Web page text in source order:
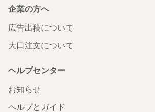
企業の方へ
広告出稿について
大口注文について
ヘルプセンター
お知らせ
ヘルプとガイド